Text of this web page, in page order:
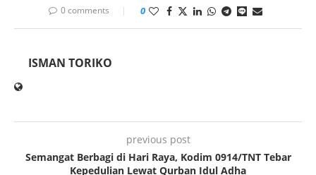
0 comments 0
ISMAN TORIKO
previous post
Semangat Berbagi di Hari Raya, Kodim 0914/TNT Tebar
Kepedulian Lewat Qurban Idul Adha